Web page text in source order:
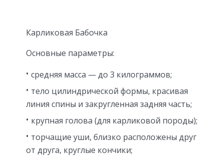
Карликовая Бабочка
Основные параметры:
средняя масса — до 3 килограммов;
тело цилиндрической формы, красивая
линия спины и закругленная задняя часть;
крупная голова (для карликовой породы);
торчащие уши, близко расположены друг
от друга, круглые кончики;